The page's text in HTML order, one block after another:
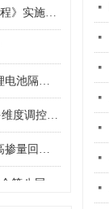
넷
넷
넷
넷
넷
넷
넷